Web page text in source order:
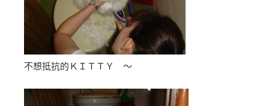
不想抵抗的ＫＩＴＴＹ ～